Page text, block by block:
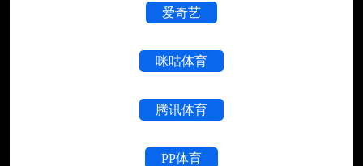
爱奇艺
咪咕体育
腾讯体育
PP体育